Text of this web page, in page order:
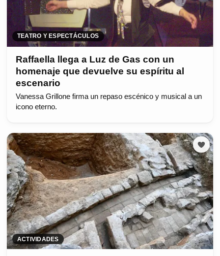
TEATRO Y ESPECTÁCULOS
Raffaella llega a Luz de Gas con un
homenaje que devuelve su espíritu al
escenario
Vanessa Grillone firma un repaso escénico y musical a un
icono eterno.
ACTIVIDADES